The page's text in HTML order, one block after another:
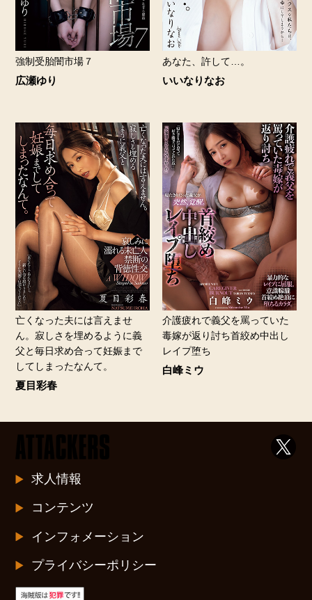
強制受胎闇市場７
広瀬ゆり
あなた、許して…。
いいなりなお
亡くなった夫には言えませ
ん。寂しさを埋めるように義
父と毎日求め合って妊娠まで
してしまったなんて。
夏目彩春
介護疲れで義父を罵っていた
毒嫁が返り討ち首絞め中出し
レイプ堕ち
白峰ミウ
求人情報
コンテンツ
インフォメーション
プライバシーポリシー